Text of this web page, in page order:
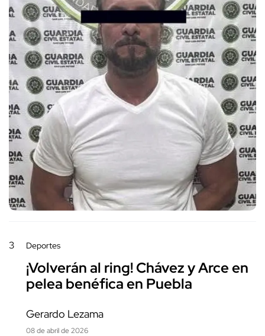
3 Deportes
¡Volverán al ring! Chávez y Arce en
pelea benéfica en Puebla
Gerardo Lezama
08 de abril de 2026